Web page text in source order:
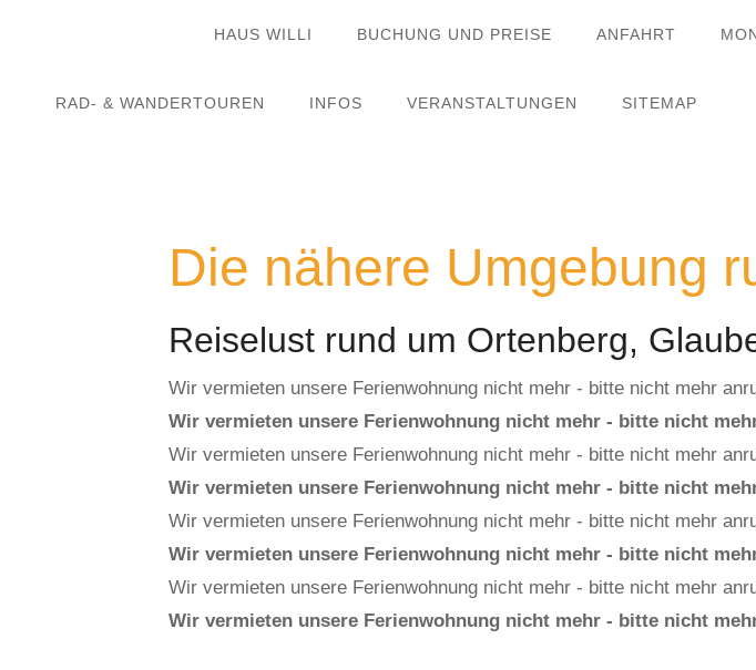
HAUS WILLI BUCHUNG UND PREISE ANFAHRT
RAD- & WANDERTOUREN INFOS VERANSTALTUNGEN SITEMAP
Die nähere Umgebung
Reiselust rund um Ortenberg,
Wir vermieten unsere Ferienwohnung nicht mehr - bitte nicht mehr
Wir vermieten unsere Ferienwohnung nicht mehr - bitte nicht
Wir vermieten unsere Ferienwohnung nicht mehr - bitte nicht mehr
Wir vermieten unsere Ferienwohnung nicht mehr - bitte nicht
Wir vermieten unsere Ferienwohnung nicht mehr - bitte nicht mehr
Wir vermieten unsere Ferienwohnung nicht mehr - bitte nicht
Wir vermieten unsere Ferienwohnung nicht mehr - bitte nicht mehr
Wir vermieten unsere Ferienwohnung nicht mehr - bitte nicht